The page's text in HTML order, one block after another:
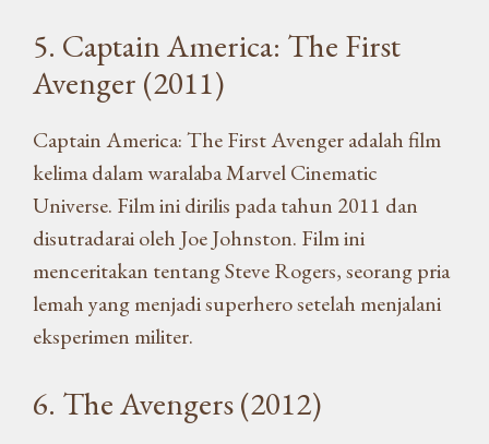
5. Captain America: The First
Avenger (2011)
Captain America: The First Avenger adalah film
kelima dalam waralaba Marvel Cinematic
Universe. Film ini dirilis pada tahun 2011 dan
disutradarai oleh Joe Johnston. Film ini
menceritakan tentang Steve Rogers, seorang pria
lemah yang menjadi superhero setelah menjalani
eksperimen militer.
6. The Avengers (2012)